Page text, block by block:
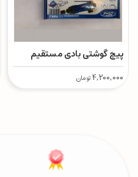
پیچ گوشتی بادی مستقیم
4,200,000تومان